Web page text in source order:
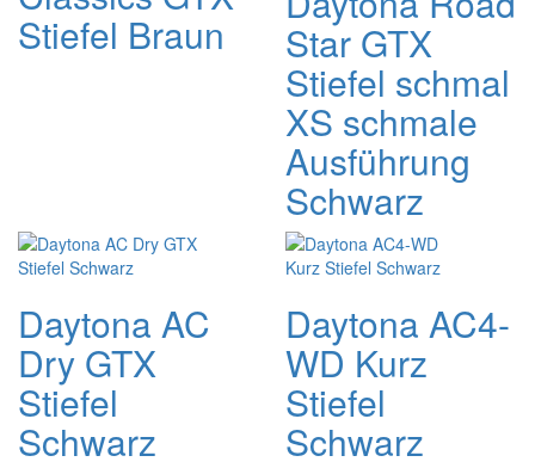
Stiefel Braun Star GTX
Stiefel schmal
XS schmale
Ausführung
Schwarz
Daytona AC
Dry GTX
Stiefel
Schwarz
Daytona AC4-
WD Kurz
Stiefel
Schwarz